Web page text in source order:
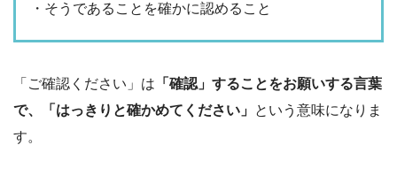
・そうであることを確かに認めること
「ご確認ください」は 「確認」することをお願いする言葉
で、「はっきりと確かめてください」 という意味になりま
す。